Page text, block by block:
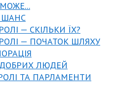
ШАНС
— СКІЛЬКИ ЇХ?
— ПОЧАТОК ШЛЯХУ
ДОБРИХ ЛЮДЕЙ
ТА ПАРЛАМЕНТИ